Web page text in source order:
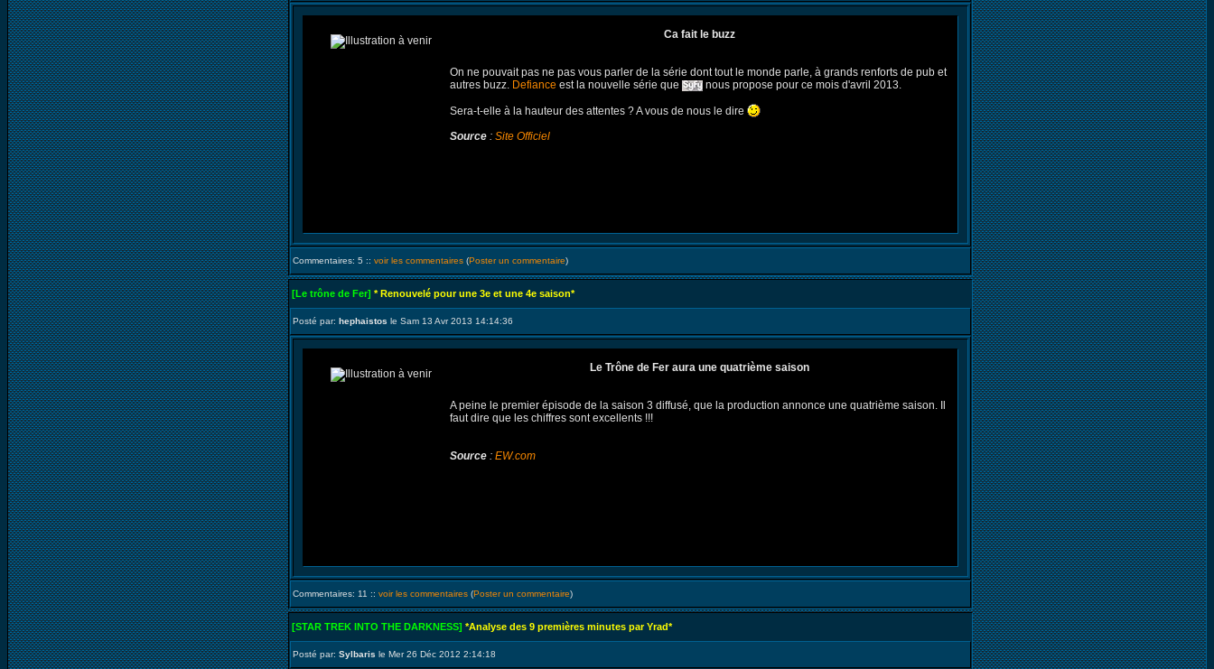
Ca fait le buzz
On ne pouvait pas ne pas vous parler de la série dont tout le monde parle, à grands renforts de pub et
autres buzz. Defiance est la nouvelle série que nous propose pour ce mois d'avril 2013.
Sera-t-elle à la hauteur des attentes ? A vous de nous le dire
Source : Site Officiel
Commentaires: 5 :: voir les commentaires (Poster un commentaire)
[Le trône de Fer] * Renouvelé pour une 3e et une 4e saison*
Posté par: hephaistos le Sam 13 Avr 2013 14:14:36
Le Trône de Fer aura une quatrième saison
A peine le premier épisode de la saison 3 diffusé, que la production annonce une quatrième saison. Il
faut dire que les chiffres sont excellents !!!
Source : EW.com
Commentaires: 11 :: voir les commentaires (Poster un commentaire)
[STAR TREK INTO THE DARKNESS] *Analyse des 9 premières minutes par Yrad*
Posté par: Sylbaris le Mer 26 Déc 2012 2:14:18